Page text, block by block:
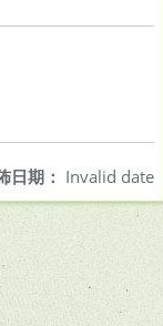
日期： Invalid date